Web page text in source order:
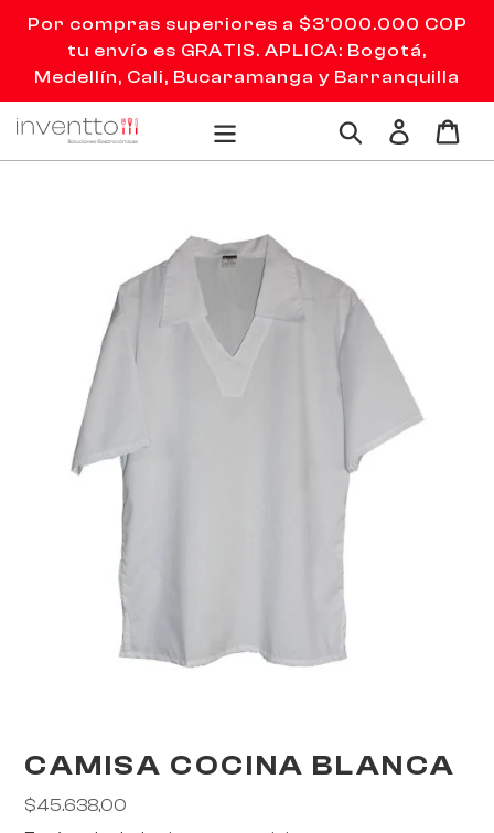
directamente
Por compras superiores a $3'000.000 COP
tu envío es GRATIS. APLICA: Bogotá,
Medellín, Cali, Bucaramanga y Barranquilla
BuscarIngresar
CAMISA COCINA BLANCA
Precio
$45.638,00